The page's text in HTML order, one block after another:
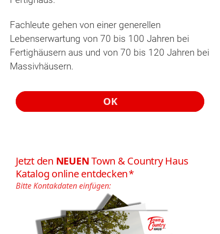
Fachleute gehen von einer generellen
Lebenserwartung von 70 bis 100 Jahren bei
Fertighäusern aus und von 70 bis 120 Jahren bei
Massivhäusern.